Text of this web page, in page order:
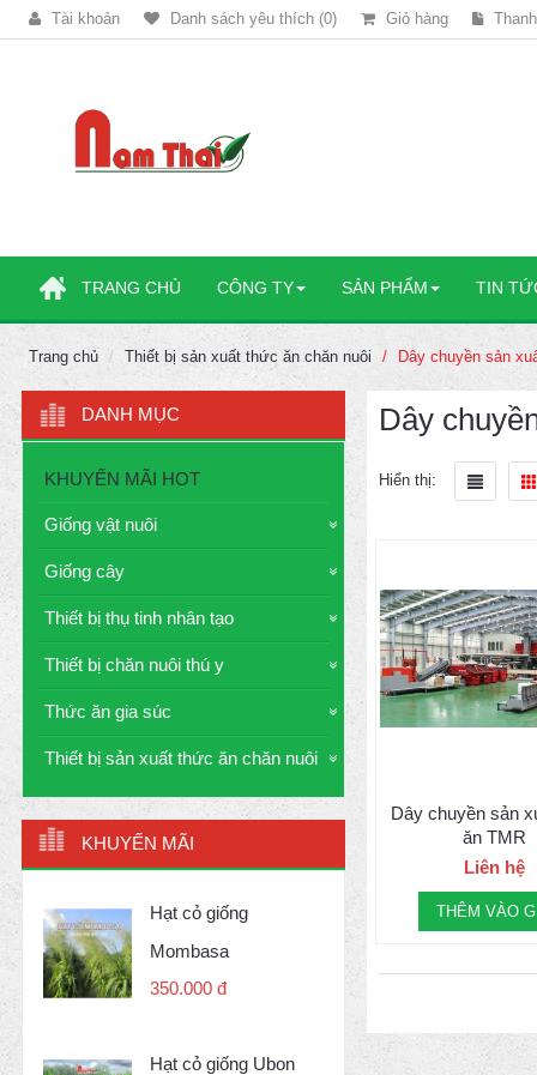
Tài khoản Danh sách yêu thích (0) Giỏ hàng
TRANG CHỦ CÔNG TY SẢN PHẨM TIN
Trang chủ Thiết bị sản xuất thức ăn chăn nuôi Dây chuyền sản
DANH MỤC
KHUYẾN MÃI HOT
Giống vật nuôi
Giống cây
Thiết bị thụ tinh nhân tạo
Thiết bị chăn nuôi thú y
Thức ăn gia súc
Thiết bị sản xuất thức ăn chăn nuôi
KHUYẾN MÃI
Hạt cỏ giống
Mombasa
350.000 đ
Hạt cỏ giống Ubon
Dây
Hiển thị:
Dây chuyền sản
ăn TMR
Liên hệ
THÊM VÀO